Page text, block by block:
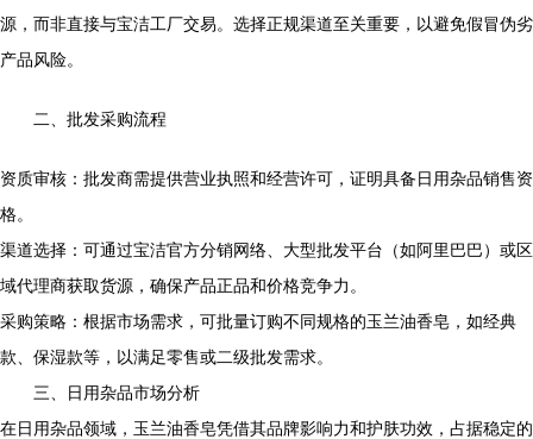
源，而非直接与宝洁工厂交易。选择正规渠道至关重要，以避免假冒伪劣
产品风险。
二、批发采购流程
资质审核：批发商需提供营业执照和经营许可，证明具备日用杂品销售资
格。
渠道选择：可通过宝洁官方分销网络、大型批发平台（如阿里巴巴）或区
域代理商获取货源，确保产品正品和价格竞争力。
采购策略：根据市场需求，可批量订购不同规格的玉兰油香皂，如经典
款、保湿款等，以满足零售或二级批发需求。
三、日用杂品市场分析
在日用杂品领域，玉兰油香皂凭借其品牌影响力和护肤功效，占据稳定的